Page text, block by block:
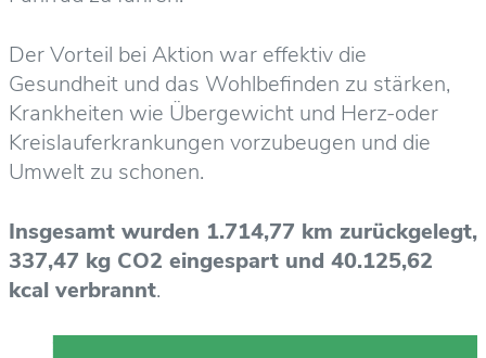
Der Vorteil bei Aktion war effektiv die
Gesundheit und das Wohlbefinden zu stärken,
Krankheiten wie Übergewicht und Herz-oder
Kreislauferkrankungen vorzubeugen und die
Umwelt zu schonen.
Insgesamt wurden 1.714,77 km zurückgelegt,
337,47 kg CO2 eingespart und 40.125,62
kcal verbrannt.